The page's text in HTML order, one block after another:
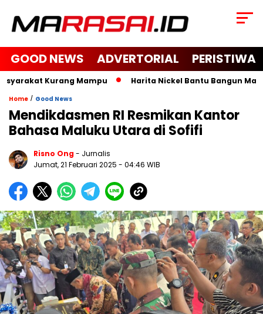
GOOD NEWS ADVERTORIAL PERISTIWA
Kurang Mampu Harita Nickel Bantu Bangun Masjid
Home / Good News
Mendikdasmen RI Resmikan Kantor
Bahasa Maluku Utara di Sofifi
Risno Ong- Jurnalis
Jumat, 21 Februari 2025 - 04:46 WIB